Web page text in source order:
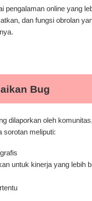
pengalaman online yang
dan fungsi obrolan
Bug
dilaporkan oleh
sorotan meliputi:
untuk kinerja yang lebih